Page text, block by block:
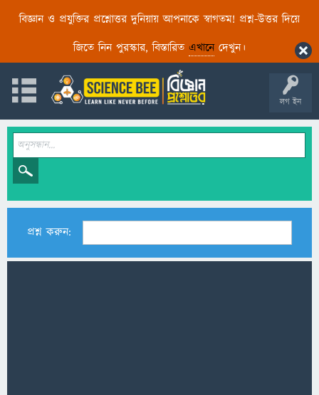
বিজ্ঞান ও প্রযুক্তির প্রশ্নোত্তর দুনিয়ায় আপনাকে স্বাগতম! প্রশ্ন-উত্তর দিয়ে
জিতে নিন পুরস্কার, বিস্তারিত এখানেদেখুন।
লগ ইন
প্রশ্ন করুন: